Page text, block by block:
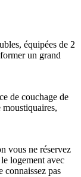
équipées de 2
un grand
de couchage de
moustiquaires,
vous ne réservez
logement avec
connaissez pas